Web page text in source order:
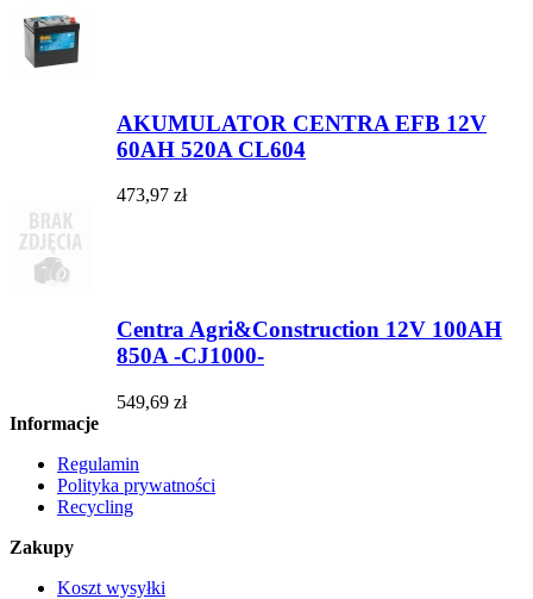
AKUMULATOR CENTRA EFB 12V
60AH 520A CL604
473,97 zł
Centra Agri&Construction 12V 100AH
850A -CJ1000-
549,69 zł
Informacje
Regulamin
Polityka prywatności
Recycling
Zakupy
Koszt wysyłki